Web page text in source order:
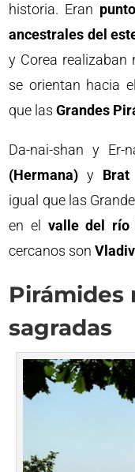
historia. Eran
ancestrales del
y Corea realizaban
se orientan hacia el
que lasGrandes
Da-nai-shan y Er-
(Hermana) y Brat
igual que las
en el valle del río
cercanos son
Pirámides
sagradas